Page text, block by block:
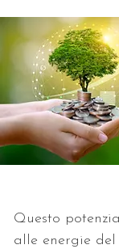
Questo
alle energie